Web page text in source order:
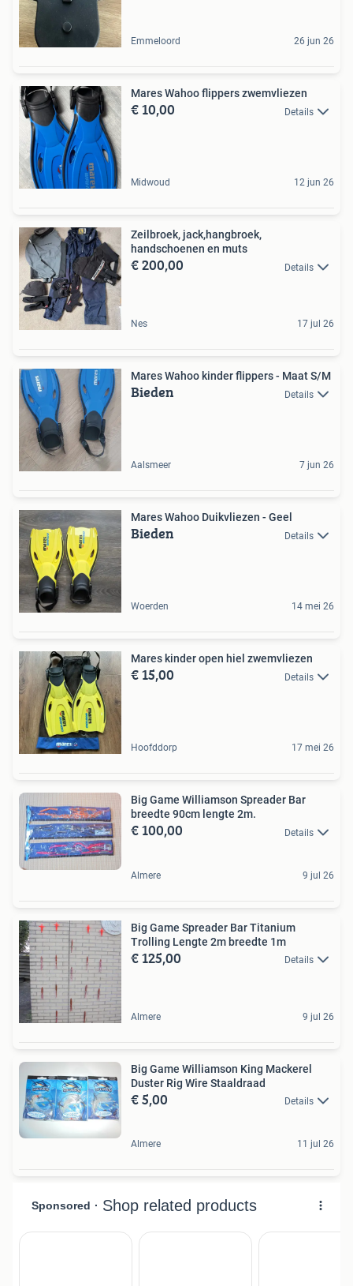
Emmeloord 26 jun 26
Mares Wahoo flippers zwemvliezen
€ 10,00 Details
Midwoud 12 jun 26
Zeilbroek, jack,hangbroek,
handschoenen en muts
€ 200,00 Details
Nes 17 jul 26
Mares Wahoo kinder flippers - Maat S/M
Bieden Details
Aalsmeer 7 jun 26
Mares Wahoo Duikvliezen - Geel
Bieden Details
Woerden 14 mei 26
Mares kinder open hiel zwemvliezen
€ 15,00 Details
Hoofddorp 17 mei 26
Big Game Williamson Spreader Bar
breedte 90cm lengte 2m.
€ 100,00 Details
Almere 9 jul 26
Big Game Spreader Bar Titanium
Trolling Lengte 2m breedte 1m
€ 125,00 Details
Almere 9 jul 26
Big Game Williamson King Mackerel
Duster Rig Wire Staaldraad
€ 5,00 Details
Almere 11 jul 26